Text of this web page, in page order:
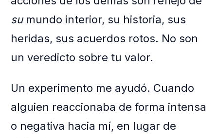
sumundo interior, su historia, sus
heridas, sus acuerdos rotos. No son
un veredicto sobre tu valor.
Un experimento me ayudó. Cuando
alguien reaccionaba de forma intensa
o negativa hacia mí, en lugar de